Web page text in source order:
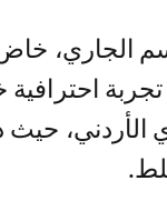
الجاري،
احترافية
الأردني،